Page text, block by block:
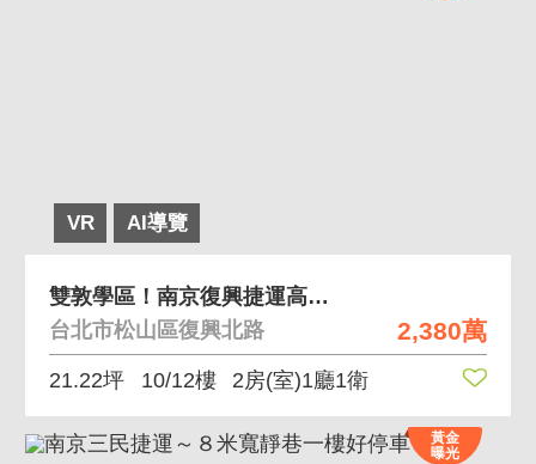
VR AI導覽
2,380萬
雙敦學區！南京復興捷運高樓層電梯邊間２房
台北市松山區復興北路
21.22坪 10/12樓 2房(室)1廳1衛
黃金
曝光